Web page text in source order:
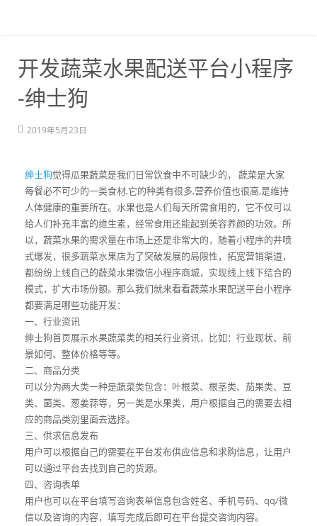
开发蔬菜水果配送平台小程序
-绅士狗
2019年5月23日
绅士狗觉得瓜果蔬菜是我们日常饮食中不可缺少的， 蔬菜是大家
每餐必不可少的一类食材,它的种类有很多,营养价值也很高,是维持
人体健康的重要所在。水果也是人们每天所需食用的，它不仅可以
给人们补充丰富的维生素，经常食用还能起到美容养颜的功效。所
以，蔬菜水果的需求量在市场上还是非常大的，随着小程序的井喷
式爆发，很多蔬菜水果店为了突破发展的局限性，拓宽营销渠道，
都纷纷上线自己的蔬菜水果微信小程序商城，实现线上线下结合的
模式，扩大市场份额。那么我们就来看看蔬菜水果配送平台小程序
都要满足哪些功能开发：
一、行业资讯
绅士狗首页展示水果蔬菜类的相关行业资讯，比如：行业现状、前
景如何、整体价格等等。
二、商品分类
可以分为两大类一种是蔬菜类包含：叶根菜、根茎类、茄果类、豆
类、菌类、葱姜蒜等，另一类是水果类，用户根据自己的需要去相
应的商品类别里面去选择。
三、供求信息发布
用户可以根据自己的需要在平台发布供应信息和求购信息，让用户
可以通过平台去找到自己的货源。
四、咨询表单
用户也可以在平台填写咨询表单信息包含姓名、手机号码、qq/微
信以及咨询的内容，填写完成后即可在平台提交咨询内容。